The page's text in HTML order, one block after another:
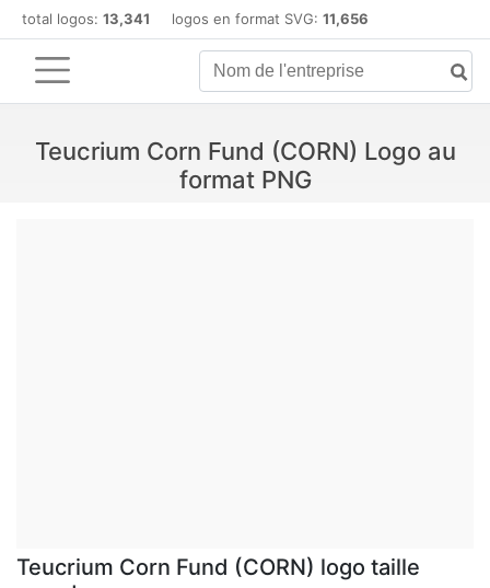
total logos: 13,341 logos en format SVG: 11,656
Teucrium Corn Fund (CORN) Logo au
format PNG
Teucrium Corn Fund (CORN) logo taille